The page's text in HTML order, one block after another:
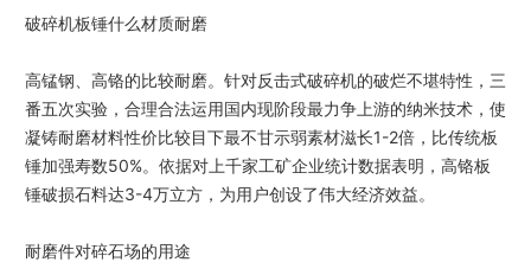
破碎机板锤什么材质耐磨
高锰钢、高铬的比较耐磨。针对反击式破碎机的破烂不堪特性，三
番五次实验，合理合法运用国内现阶段最力争上游的纳米技术，使
凝铸耐磨材料性价比较目下最不甘示弱素材滋长1-2倍，比传统板
锤加强寿数50%。依据对上千家工矿企业统计数据表明，高铬板
锤破损石料达3-4万立方，为用户创设了伟大经济效益。
耐磨件对碎石场的用途